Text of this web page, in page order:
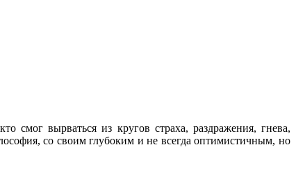
смог вырваться из кругов страха, раздражения, гнева,
со своим глубоким и не всегда оптимистичным, но